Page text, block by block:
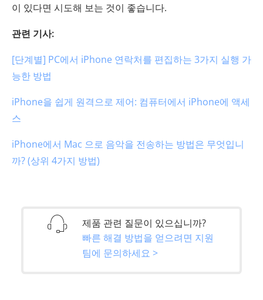
이 있다면 시도해 보는 것이 좋습니다.
관련 기사:
[단계별] PC에서 iPhone 연락처를 편집하는 3가지 실행 가
능한 방법
iPhone을 쉽게 원격으로 제어: 컴퓨터에서 iPhone에 액세
스
iPhone에서 Mac 으로 음악을 전송하는 방법은 무엇입니
까? (상위 4가지 방법)
제품 관련 질문이 있으십니까?
빠른 해결 방법을 얻으려면 지원
팀에 문의하세요 >